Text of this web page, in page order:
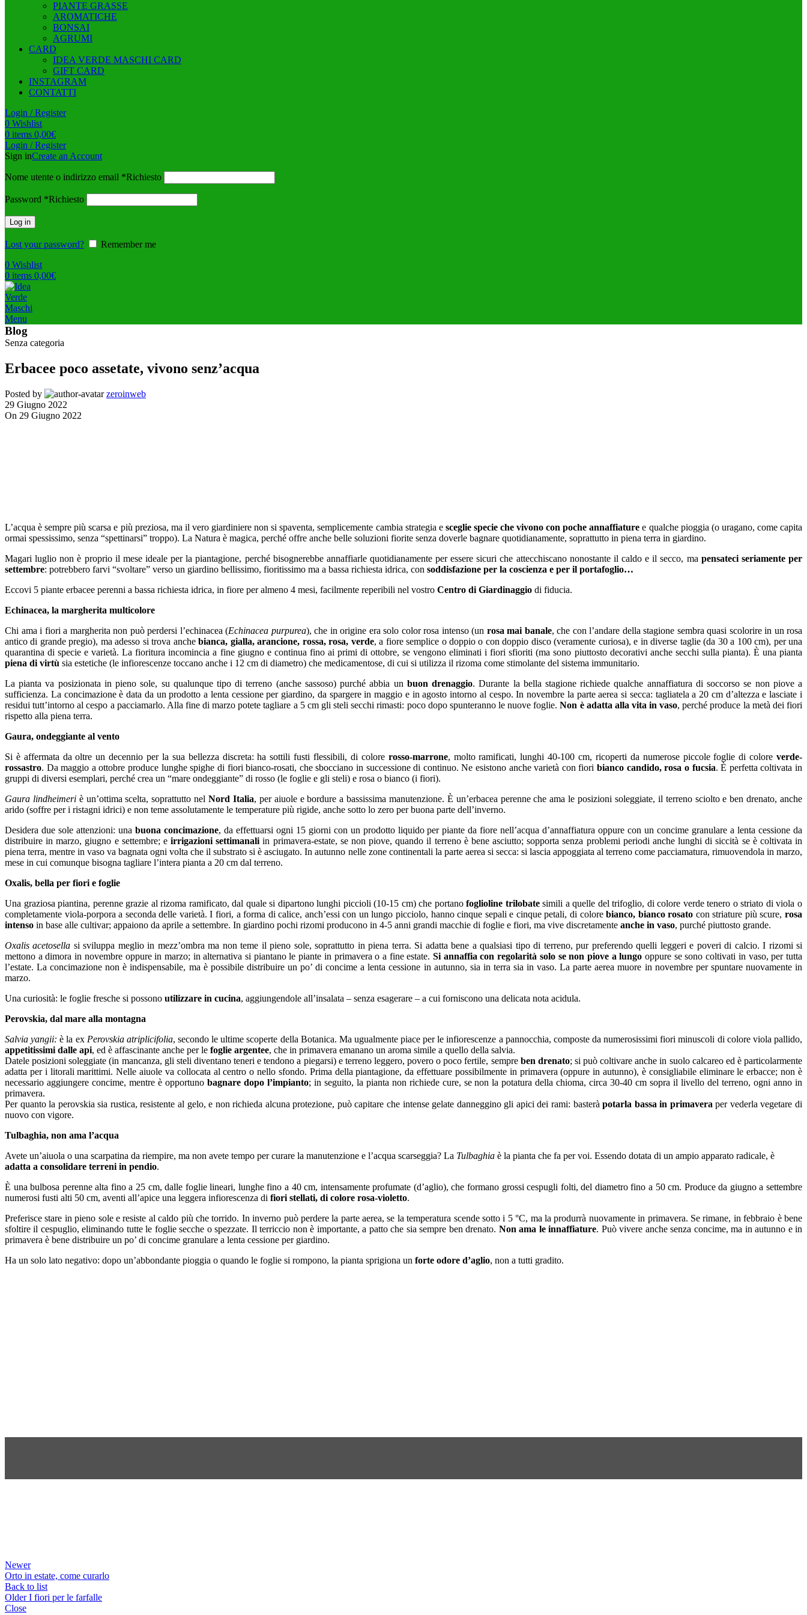
PIANTE GRASSE
AROMATICHE
BONSAI
AGRUMI
CARD
IDEA VERDE MASCHI CARD
GIFT CARD
INSTAGRAM
CONTATTI
Login / Register
0 Wishlist
0 items 0,00€
Login / Register
Sign inCreate an Account
Nome utente o indirizzo email *Richiesto
Password *Richiesto
Log in
Lost your password?
Remember me
0 Wishlist
0 items 0,00€
Menu
Blog
Senza categoria
Erbacee poco assetate, vivono senz’acqua
Posted by
zeroinweb
29 Giugno 2022
On 29 Giugno 2022
L’acqua è sempre più scarsa e più preziosa, ma il vero giardiniere non si spaventa, semplicemente cambia strategia e sceglie specie che vivono con poche annaffiature e qualche pioggia (o uragano, come capita
ormai spessissimo, senza “spettinarsi” troppo). La Natura è magica, perché offre anche belle soluzioni fiorite senza doverle bagnare quotidianamente, soprattutto in piena terra in giardino.
Magari luglio non è proprio il mese ideale per la piantagione, perché bisognerebbe annaffiarle quotidianamente per essere sicuri che attecchiscano nonostante il caldo e il secco, ma pensateci seriamente per
settembre: potrebbero farvi “svoltare” verso un giardino bellissimo, fioritissimo ma a bassa richiesta idrica, con soddisfazione per la coscienza e per il portafoglio…
Eccovi 5 piante erbacee perenni a bassa richiesta idrica, in fiore per almeno 4 mesi, facilmente reperibili nel vostro Centro di Giardinaggio di fiducia.
Echinacea, la margherita multicolore
Chi ama i fiori a margherita non può perdersi l’echinacea (Echinacea purpurea), che in origine era solo color rosa intenso (un rosa mai banale, che con l’andare della stagione sembra quasi scolorire in un rosa
antico di grande pregio), ma adesso si trova anchebianca, gialla, arancione, rossa, rosa, verde, a fiore semplice o doppio o con doppio disco (veramente curiosa), e in diverse taglie (da 30 a 100 cm), per una
quarantina di specie e varietà. La fioritura incomincia a fine giugno e continua fino ai primi di ottobre, se vengono eliminati i fiori sfioriti (ma sono piuttosto decorativi anche secchi sulla pianta). È una pianta
piena di virtù sia estetiche (le infiorescenze toccano anche i 12 cm di diametro) che medicamentose, di cui si utilizza il rizoma come stimolante del sistema immunitario.
La pianta va posizionata in pieno sole, su qualunque tipo di terreno (anche sassoso) purché abbia un buon drenaggio. Durante la bella stagione richiede qualche annaffiatura di soccorso se non piove a
sufficienza. La concimazione è data da un prodotto a lenta cessione per giardino, da spargere in maggio e in agosto intorno al cespo. In novembre la parte aerea si secca: tagliatela a 20 cm d’altezza e lasciate i
residui tutt’intorno al cespo a pacciamarlo. Alla fine di marzo potete tagliare a 5 cm gli steli secchi rimasti: poco dopo spunteranno le nuove foglie.Non è adatta alla vita in vaso, perché produce la metà dei fiori
rispetto alla piena terra.
Gaura, ondeggiante al vento
Si è affermata da oltre un decennio per la sua bellezza discreta: ha sottili fusti flessibili, di colore rosso-marrone, molto ramificati, lunghi 40-100 cm, ricoperti da numerose piccole foglie di coloreverde-
rossastro. Da maggio a ottobre produce lunghe spighe di fiori bianco-rosati, che sbocciano in successione di continuo. Ne esistono anche varietà con fioribianco candido, rosa o fucsia. È perfetta coltivata in
gruppi di diversi esemplari, perché crea un “mare ondeggiante” di rosso (le foglie e gli steli) e rosa o bianco (i fiori).
Gaura lindheimeriè un’ottima scelta, soprattutto nelNord Italia, per aiuole e bordure a bassissima manutenzione. È un’erbacea perenne che ama le posizioni soleggiate, il terreno sciolto e ben drenato, anche
arido (soffre per i ristagni idrici) e non teme assolutamente le temperature più rigide, anche sotto lo zero per buona parte dell’inverno.
Desidera due sole attenzioni: una buona concimazione, da effettuarsi ogni 15 giorni con un prodotto liquido per piante da fiore nell’acqua d’annaffiatura oppure con un concime granulare a lenta cessione da
distribuire in marzo, giugno e settembre; eirrigazioni settimanali in primavera-estate, se non piove, quando il terreno è bene asciutto; sopporta senza problemi periodi anche lunghi di siccità se è coltivata in
piena terra, mentre in vaso va bagnata ogni volta che il substrato si è asciugato. In autunno nelle zone continentali la parte aerea si secca: si lascia appoggiata al terreno come pacciamatura, rimuovendola in marzo,
mese in cui comunque bisogna tagliare l’intera pianta a 20 cm dal terreno.
Oxalis, bella per fiori e foglie
Una graziosa piantina, perenne grazie al rizoma ramificato, dal quale si dipartono lunghi piccioli (10-15 cm) che portanofoglioline trilobatesimili a quelle del trifoglio, di colore verde tenero o striato di viola o
completamente viola-porpora a seconda delle varietà. I fiori, a forma di calice, anch’essi con un lungo picciolo, hanno cinque sepali e cinque petali, di colorebianco, bianco rosato con striature più scure, rosa
intenso in base alle cultivar; appaiono da aprile a settembre. In giardino pochi rizomi producono in 4-5 anni grandi macchie di foglie e fiori, ma vive discretamente anche in vaso, purché piuttosto grande.
Oxalis acetosella si sviluppa meglio in mezz’ombra ma non teme il pieno sole, soprattutto in piena terra. Si adatta bene a qualsiasi tipo di terreno, pur preferendo quelli leggeri e poveri di calcio. I rizomi si
mettono a dimora in novembre oppure in marzo; in alternativa si piantano le piante in primavera o a fine estate.Si annaffia con regolarità solo se non piove a lungooppure se sono coltivati in vaso, per tutta
l’estate. La concimazione non è indispensabile, ma è possibile distribuire un po’ di concime a lenta cessione in autunno, sia in terra sia in vaso. La parte aerea muore in novembre per spuntare nuovamente in
marzo.
Una curiosità: le foglie fresche si possono utilizzare in cucina, aggiungendole all’insalata – senza esagerare – a cui forniscono una delicata nota acidula.
Perovskia, dal mare alla montagna
Salvia yangii: è la ex Perovskia atriplicifolia, secondo le ultime scoperte della Botanica. Ma ugualmente piace per le infiorescenze a pannocchia, composte da numerosissimi fiori minuscoli di colore viola pallido,
appetitissimi dalle api, ed è affascinante anche per le foglie argentee, che in primavera emanano un aroma simile a quello della salvia.
Datele posizioni soleggiate (in mancanza, gli steli diventano teneri e tendono a piegarsi) e terreno leggero, povero o poco fertile, sempre ben drenato; si può coltivare anche in suolo calcareo ed è particolarmente
adatta per i litorali marittimi. Nelle aiuole va collocata al centro o nello sfondo. Prima della piantagione, da effettuare possibilmente in primavera (oppure in autunno), è consigliabile eliminare le erbacce; non è
necessario aggiungere concime, mentre è opportuno bagnare dopo l’impianto; in seguito, la pianta non richiede cure, se non la potatura della chioma, circa 30-40 cm sopra il livello del terreno, ogni anno in
primavera.
Per quanto la perovskia sia rustica, resistente al gelo, e non richieda alcuna protezione, può capitare che intense gelate danneggino gli apici dei rami: basteràpotarla bassa in primavera per vederla vegetare di
nuovo con vigore.
Tulbaghia, non ama l’acqua
Avete un’aiuola o una scarpatina da riempire, ma non avete tempo per curare la manutenzione e l’acqua scarseggia? La Tulbaghia è la pianta che fa per voi. Essendo dotata di un ampio apparato radicale, è
adatta a consolidare terreni in pendio.
È una bulbosa perenne alta fino a 25 cm, dalle foglie lineari, lunghe fino a 40 cm, intensamente profumate (d’aglio), che formano grossi cespugli folti, del diametro fino a 50 cm. Produce da giugno a settembre
numerosi fusti alti 50 cm, aventi all’apice una leggera infiorescenza di fiori stellati, di colore rosa-violetto.
Preferisce stare in pieno sole e resiste al caldo più che torrido. In inverno può perdere la parte aerea, se la temperatura scende sotto i 5 °C, ma la produrrà nuovamente in primavera. Se rimane, in febbraio è bene
sfoltire il cespuglio, eliminando tutte le foglie secche o spezzate. Il terriccio non è importante, a patto che sia sempre ben drenato. Non ama le innaffiature. Può vivere anche senza concime, ma in autunno e in
primavera è bene distribuire un po’ di concime granulare a lenta cessione per giardino.
Ha un solo lato negativo: dopo un’abbondante pioggia o quando le foglie si rompono, la pianta sprigiona un forte odore d’aglio, non a tutti gradito.
Newer
Orto in estate, come curarlo
Back to list
Older I fiori per le farfalle
Close